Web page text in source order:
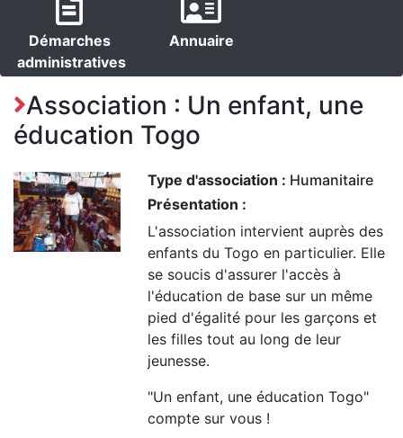
Démarches
administratives
Annuaire
Association : Un enfant, une
éducation Togo
Type d'association : Humanitaire
Présentation :
L'association intervient auprès des
enfants du Togo en particulier. Elle
se soucis d'assurer l'accès à
l'éducation de base sur un même
pied d'égalité pour les garçons et
les filles tout au long de leur
jeunesse.
"Un enfant, une éducation Togo"
compte sur vous !